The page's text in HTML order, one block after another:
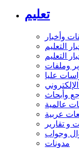
تعليم
وأخبار
التعليم
التعليم
وملفات
عليا
الإلكتروني
وأبحاث
عالمية
عربية
و تقارير
وجواب
مدونات